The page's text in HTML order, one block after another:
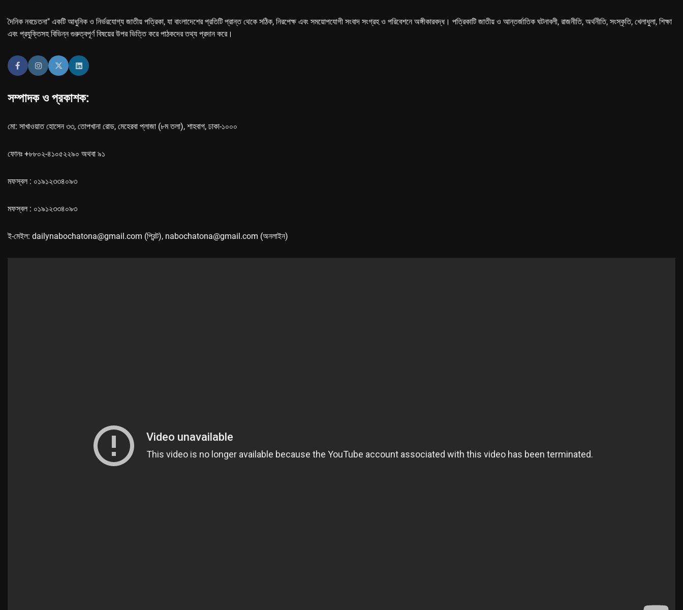
দৈনিক নবচেতনা" একটি আধুনিক ও নির্ভরযোগ্য জাতীয় পত্রিকা, যা বাংলাদেশের প্রতিটি প্রান্ত থেকে সঠিক, নিরপেক্ষ এবং সময়োপযোগী সংবাদ সংগ্রহ ও পরিবেশনে অঙ্গীকারবদ্ধ। পত্রিকাটি জাতীয় ও আন্তর্জাতিক ঘটনাবলী, রাজনীতি, অর্থনীতি, সংস্কৃতি, খেলাধুলা, শিক্ষা
এবং প্রযুক্তিসহ বিভিন্ন গুরুত্বপূর্ণ বিষয়ের উপর ভিত্তি করে পাঠকদের তথ্য প্রদান করে।
সম্পাদক ও প্রকাশক:
মো: সাখাওয়াত হোসেন ৩৩, তোপখানা রোড, মেহেরবা প্লাজা (৮ম তলা), শাহবাগ, ঢাকা-১০০০
ফোনঃ +৮৮০২-৪১০৫২২৯০ অথবা ৯১
মফস্বল : ০১৯১২৩৩৪০৯৩
মফস্বল : ০১৯১২৩৩৪০৯৩
ই-মেইল: dailynabochatona@gmail.com (প্রিন্ট), nabochatona@gmail.com (অনলাইন)